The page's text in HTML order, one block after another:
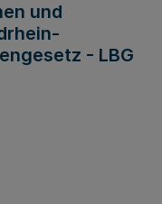
und
- LBG